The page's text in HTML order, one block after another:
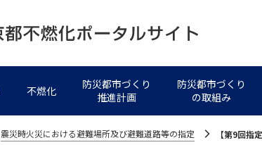
不燃化
防災都市づくり
推進計画
防災都市づくり
の取組み
震災時火災における避難場所及び避難道路等の指定 【第9回指